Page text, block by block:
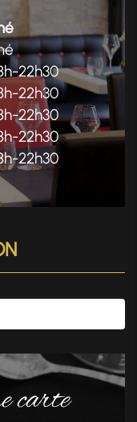
22h30
22h30
22h30
22h30
22h30
carte